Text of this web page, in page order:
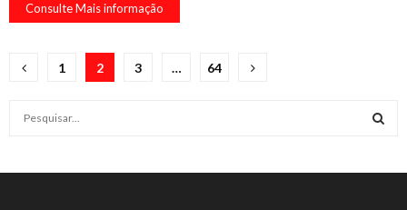
Consulte Mais informação
Paginação
posts
1 2 3 … 64